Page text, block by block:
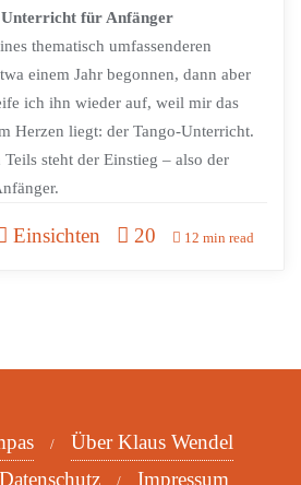
für Anfänger
thematisch umfassenderen
einem Jahr begonnen, dann aber
ich ihn wieder auf, weil mir das
Herzen liegt: der Tango-Unterricht.
steht der Einstieg – also der
Einsichten 20 12 min read
Über Klaus Wendel
Datenschutz Impressum